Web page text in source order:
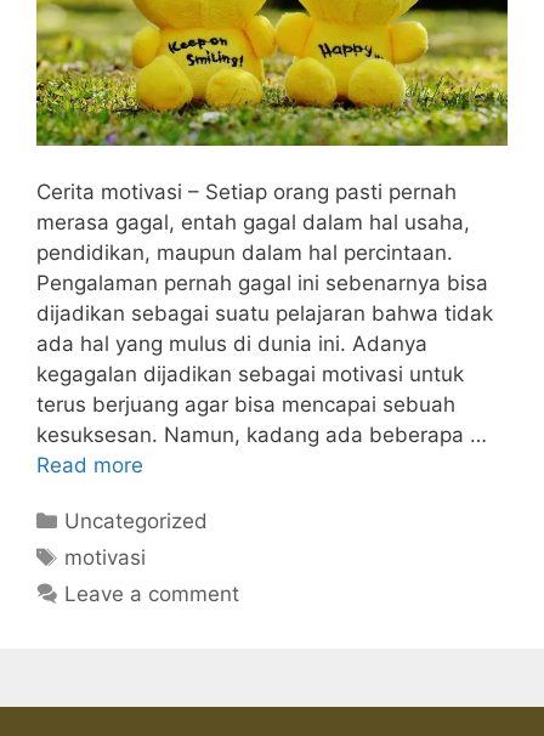
Cerita motivasi – Setiap orang pasti pernah
merasa gagal, entah gagal dalam hal usaha,
pendidikan, maupun dalam hal percintaan.
Pengalaman pernah gagal ini sebenarnya bisa
dijadikan sebagai suatu pelajaran bahwa tidak
ada hal yang mulus di dunia ini. Adanya
kegagalan dijadikan sebagai motivasi untuk
terus berjuang agar bisa mencapai sebuah
kesuksesan. Namun, kadang ada beberapa …
Read more
Categories
Uncategorized
Tags
motivasi
Leave a comment